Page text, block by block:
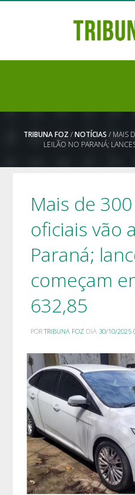
TRIBUNA FOZ /NOTÍCIAS / MAIS
LEILÃO NO PARANÁ;
Mais de
oficiais vão
Paraná;
começam
632,85
PORTRIBUNA FOZ DIA 30/10/2025